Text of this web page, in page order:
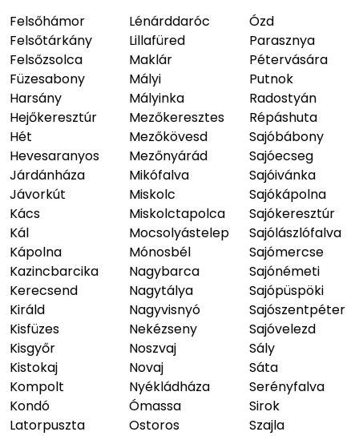
Felsőhámor
Felsőtárkány
Felsőzsolca
Füzesabony
Harsány
Hejőkeresztúr
Hét
Hevesaranyos
Járdánháza
Jávorkút
Kács
Kál
Kápolna
Kazincbarcika
Kerecsend
Királd
Kisfüzes
Kisgyőr
Kistokaj
Kompolt
Kondó
Latorpuszta
Lénárddaróc
Lillafüred
Maklár
Mályi
Mályinka
Mezőkeresztes
Mezőkövesd
Mezőnyárád
Mikófalva
Miskolc
Miskolctapolca
Mocsolyástelep
Mónosbél
Nagybarca
Nagytálya
Nagyvisnyó
Nekézseny
Noszvaj
Novaj
Nyékládháza
Ómassa
Ostoros
Ózd
Parasznya
Pétervására
Putnok
Radostyán
Répáshuta
Sajóbábony
Sajóecseg
Sajóivánka
Sajókápolna
Sajókeresztúr
Sajólászlófalva
Sajómercse
Sajónémeti
Sajópüspöki
Sajószentpéter
Sajóvelezd
Sály
Sáta
Serényfalva
Sirok
Szajla